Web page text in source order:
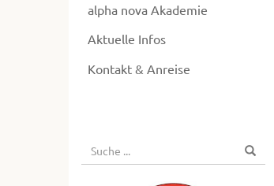
alpha nova Akademie
Aktuelle Infos
Kontakt & Anreise
Suche
nach:
Suchen